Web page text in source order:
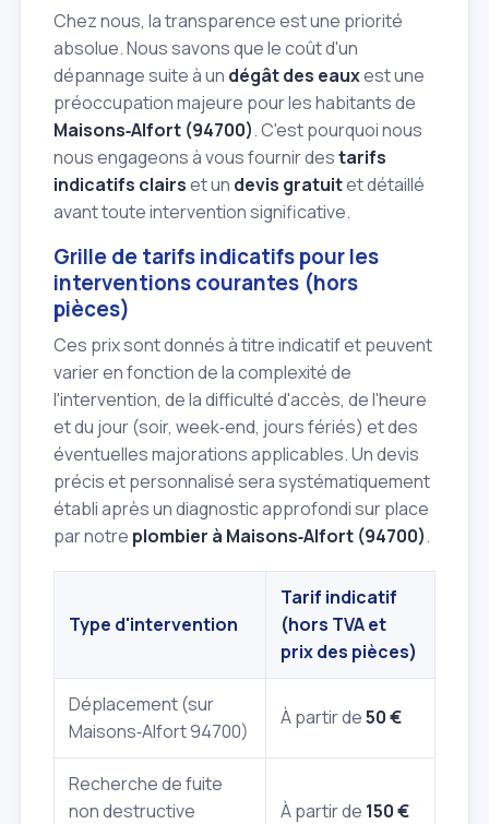
Chez nous, la transparence est une priorité
absolue. Nous savons que le coût d'un
dépannage suite à un dégât des eauxest une
préoccupation majeure pour les habitants de
Maisons‑Alfort (94700). C'est pourquoi nous
nous engageons à vous fournir destarifs
indicatifs clairset un devis gratuitet détaillé
avant toute intervention significative.
Grille de tarifs indicatifs pour les
interventions courantes (hors
pièces)
Ces prix sont donnés à titre indicatif et peuvent
varier en fonction de la complexité de
l'intervention, de la difficulté d'accès, de l'heure
et du jour (soir, week‑end, jours fériés) et des
éventuelles majorations applicables. Un devis
précis et personnalisé sera systématiquement
établi après un diagnostic approfondi sur place
par notre plombier à Maisons‑Alfort (94700).
Type d'intervention
Tarif indicatif
(hors TVA et
prix des pièces)
Déplacement (sur
Maisons‑Alfort 94700)
À partir de50 €
Recherche de fuite
non destructive
À partir de 150 €